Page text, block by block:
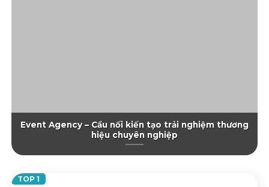
Event Agency – Cầu nối kiến tạo trải nghiệm thương
hiệu chuyên nghiệp